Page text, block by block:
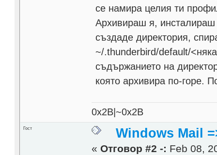
се намира целия ти
Архивираш я,
създаде директория,
~/.thunderbird/default/
съдържанието на
която архивира по-горе.
0x2B|~0x2B
Гост Windows Mail
« Отговор #2 -: Feb 08,